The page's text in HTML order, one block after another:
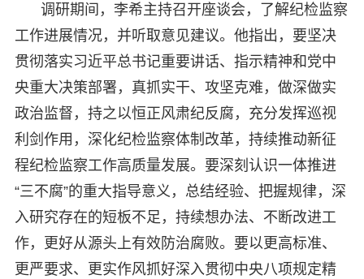
调研期间，李希主持召开座谈会，了解纪检监察
工作进展情况，并听取意见建议。他指出，要坚决
贯彻落实习近平总书记重要讲话、指示精神和党中
央重大决策部署，真抓实干、攻坚克难，做深做实
政治监督，持之以恒正风肃纪反腐，充分发挥巡视
利剑作用，深化纪检监察体制改革，持续推动新征
程纪检监察工作高质量发展。要深刻认识一体推进
“三不腐”的重大指导意义，总结经验、把握规律，深
入研究存在的短板不足，持续想办法、不断改进工
作，更好从源头上有效防治腐败。要以更高标准、
更严要求、更实作风抓好深入贯彻中央八项规定精